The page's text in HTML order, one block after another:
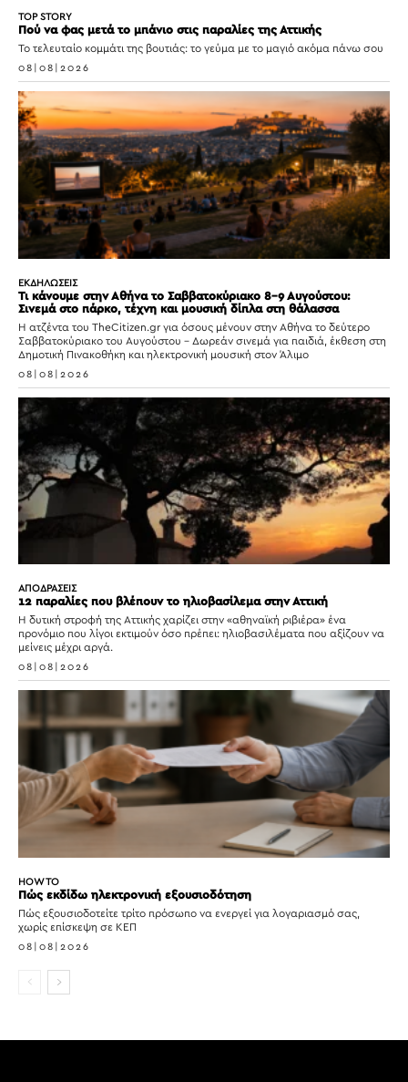
TOP STORY
Πού να φας μετά το μπάνιο στις παραλίες της Αττικής
Το τελευταίο κομμάτι της βουτιάς: το γεύμα με το μαγιό ακόμα πάνω σου
08|08|2026
ΕΚΔΗΛΩΣΕΙΣ
Τι κάνουμε στην Αθήνα το Σαββατοκύριακο 8-9 Αυγούστου:
Σινεμά στο πάρκο, τέχνη και μουσική δίπλα στη θάλασσα
Η ατζέντα του TheCitizen.gr για όσους μένουν στην Αθήνα το δεύτερο
Σαββατοκύριακο του Αυγούστου – Δωρεάν σινεμά για παιδιά, έκθεση στη
Δημοτική Πινακοθήκη και ηλεκτρονική μουσική στον Άλιμο
08|08|2026
ΑΠΟΔΡΑΣΕΙΣ
12 παραλίες που βλέπουν το ηλιοβασίλεμα στην Αττική
Η δυτική στροφή της Αττικής χαρίζει στην «αθηναϊκή ριβιέρα» ένα
προνόμιο που λίγοι εκτιμούν όσο πρέπει: ηλιοβασιλέματα που αξίζουν να
μείνεις μέχρι αργά.
08|08|2026
HOW TO
Πώς εκδίδω ηλεκτρονική εξουσιοδότηση
Πώς εξουσιοδοτείτε τρίτο πρόσωπο να ενεργεί για λογαριασμό σας,
χωρίς επίσκεψη σε ΚΕΠ
08|08|2026